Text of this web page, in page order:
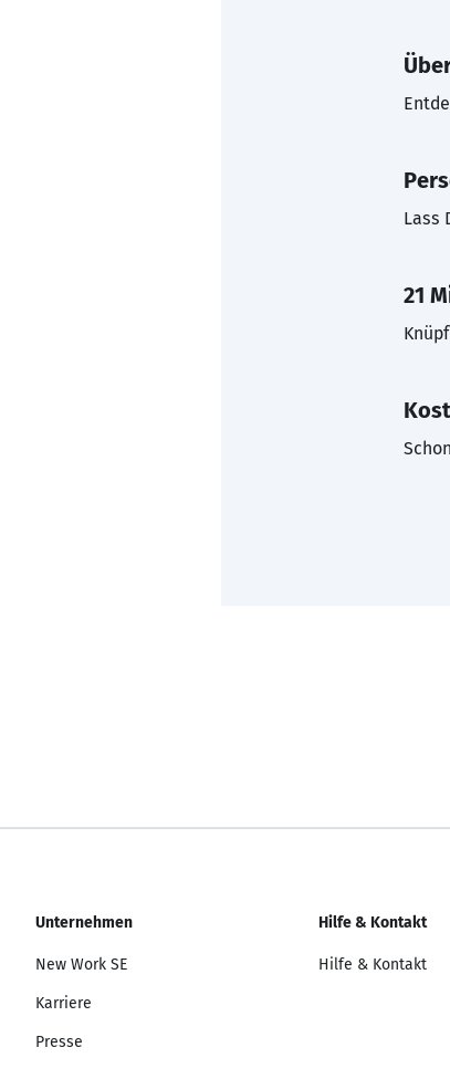
Lass
21
Unternehmen
New Work SE
Karriere
Presse
Hilfe & Kontakt
Hilfe & Kontakt